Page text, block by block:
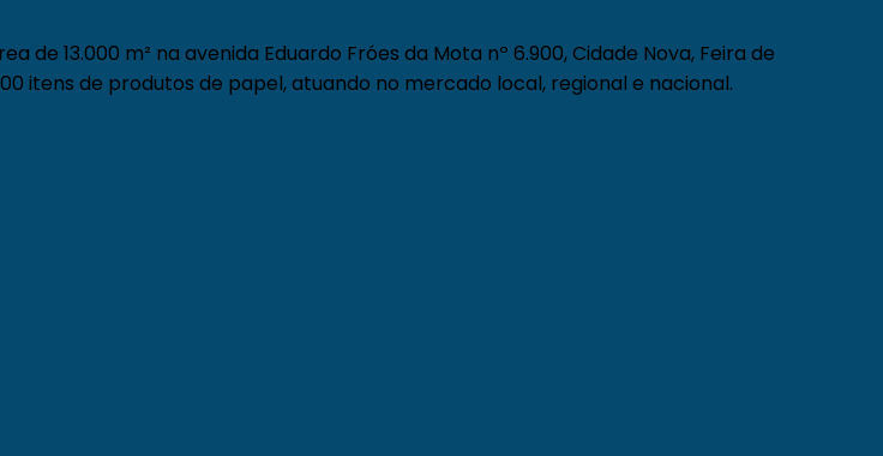
de 13.000 m² na avenida Eduardo Fróes da Mota nº 6.900, Cidade Nova, Feira de
itens de produtos de papel, atuando no mercado local, regional e nacional.